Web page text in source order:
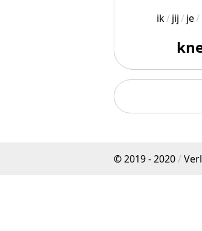
ik jij je
© 2019 - 2020/